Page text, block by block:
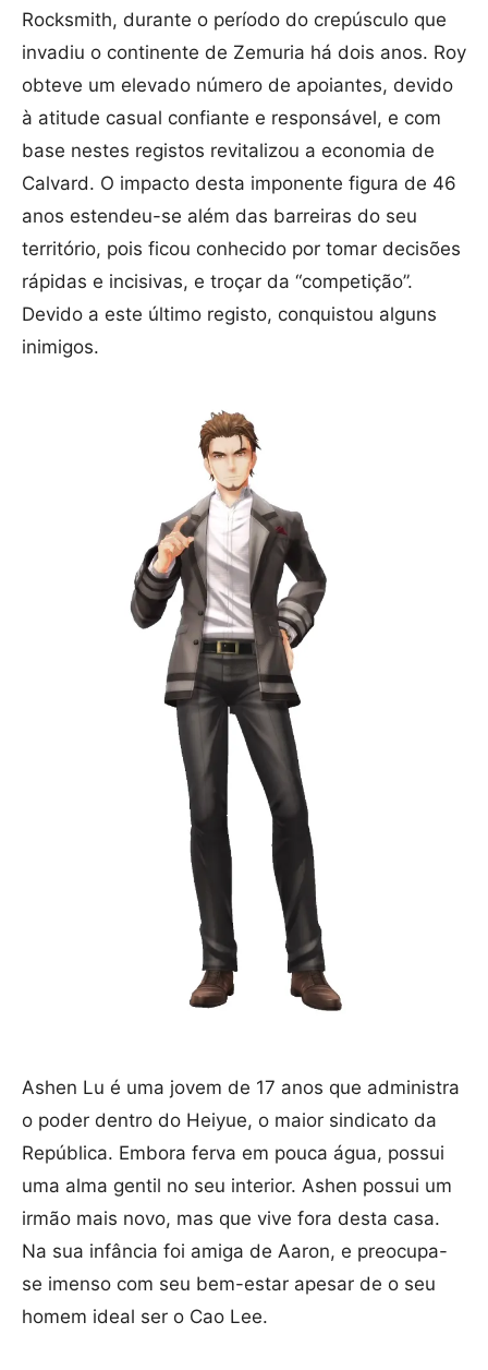
Rocksmith, durante o período do crepúsculo que
invadiu o continente de Zemuria há dois anos. Roy
obteve um elevado número de apoiantes, devido
à atitude casual confiante e responsável, e com
base nestes registos revitalizou a economia de
Calvard. O impacto desta imponente figura de 46
anos estendeu-se além das barreiras do seu
território, pois ficou conhecido por tomar decisões
rápidas e incisivas, e troçar da “competição”.
Devido a este último registo, conquistou alguns
inimigos.
Ashen Lu é uma jovem de 17 anos que administra
o poder dentro do Heiyue, o maior sindicato da
República. Embora ferva em pouca água, possui
uma alma gentil no seu interior. Ashen possui um
irmão mais novo, mas que vive fora desta casa.
Na sua infância foi amiga de Aaron, e preocupa-
se imenso com seu bem-estar apesar de o seu
homem ideal ser o Cao Lee.